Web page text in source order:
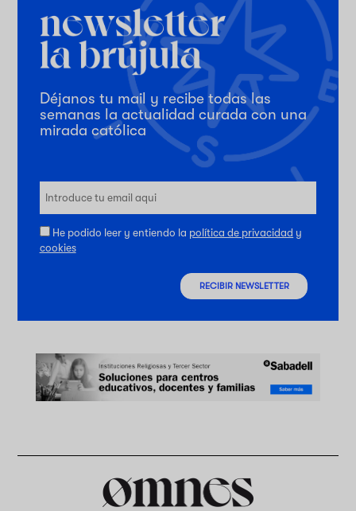
Déjanos tu mail y recibe todas las
semanas la actualidad curada con una
mirada católica
He podido leer y entiendo la política de privacidad y
cookies
RECIBIR NEWSLETTER